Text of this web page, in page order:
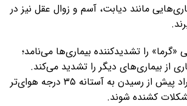
مانند دیابت، آسم و زوال عقل نیز در
«گرما» را تشدیدکننده بیماری‌ها می‌نامد؛
از بیماری‌های دیگر را تشدید می‌کند.
بنابراین، بسیاری افراد پیش از رسیدن به آستانه ۳۵ درجه هوای‌تر
کشنده شوند.